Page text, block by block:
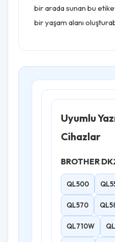
bir arada sunan bu
bir yaşam alanı
Uyumlu
Cihazlar
BROTHER
QL500
QL570
QL710W